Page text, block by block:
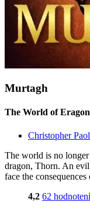
Murtagh
The World of Eragon
Christopher
The world is no
dragon, Thorn. An
face the
4,2 62 hodnotení